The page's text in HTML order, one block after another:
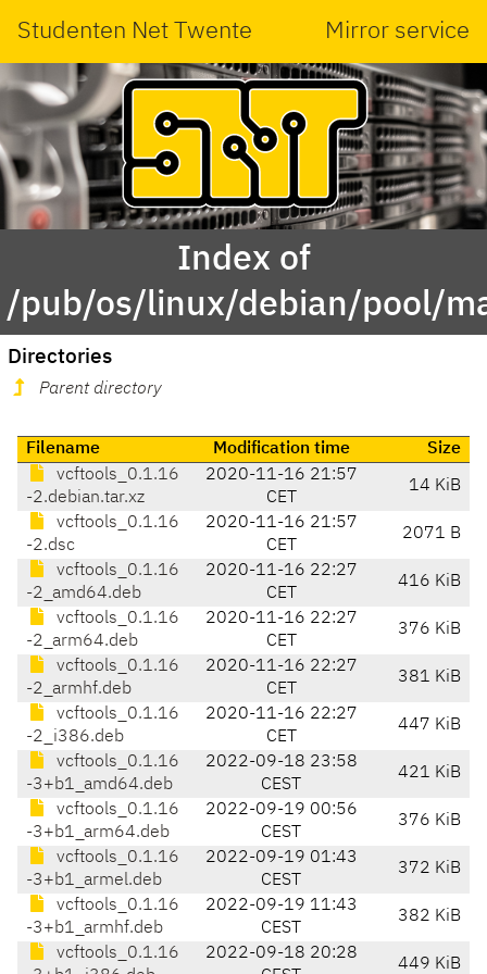
Studenten Net Twente Mirror service
Index of
/pub/os/linux/debian/pool/
Directories
Parent directory
Filename Modification time
Size
vcftools_0.1.16
-2.debian.tar.xz
2020-11-16 21:57
CET
14 KiB
vcftools_0.1.16
-2.dsc
2020-11-16 21:57
CET
2071 B
vcftools_0.1.16
-2_amd64.deb
2020-11-16 22:27
CET
416 KiB
vcftools_0.1.16
-2_arm64.deb
2020-11-16 22:27
CET
376 KiB
vcftools_0.1.16
-2_armhf.deb
2020-11-16 22:27
CET
381 KiB
vcftools_0.1.16
-2_i386.deb
2020-11-16 22:27
CET
447 KiB
vcftools_0.1.16
-3+b1_amd64.deb
2022-09-18 23:58
CEST
421 KiB
vcftools_0.1.16
-3+b1_arm64.deb
2022-09-19 00:56
CEST
376 KiB
vcftools_0.1.16
-3+b1_armel.deb
2022-09-19 01:43
CEST
372 KiB
vcftools_0.1.16
-3+b1_armhf.deb
2022-09-19 11:43
CEST
382 KiB
vcftools_0.1.16
2022-09-18 20:28
449 KiB